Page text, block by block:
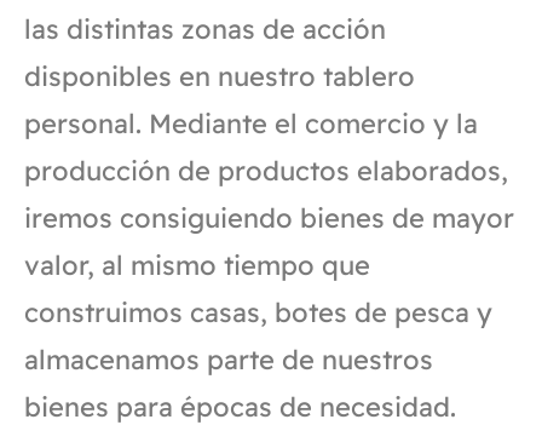
las distintas zonas de acción
disponibles en nuestro tablero
personal. Mediante el comercio y la
producción de productos elaborados,
iremos consiguiendo bienes de mayor
valor, al mismo tiempo que
construimos casas, botes de pesca y
almacenamos parte de nuestros
bienes para épocas de necesidad.